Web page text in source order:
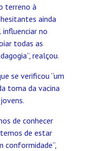
terreno à
ainda
no
todas as
realçou.
se verificou “um
toma da vacina
de conhecer
de estar
conformidade”,